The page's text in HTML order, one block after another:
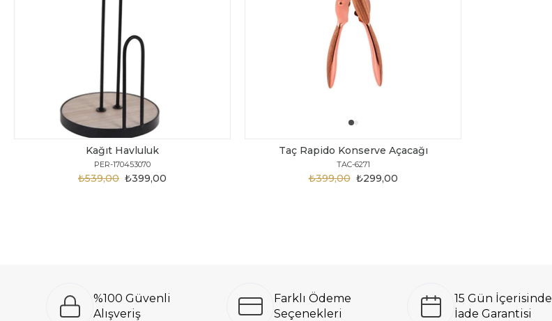
Kağıt Havluluk
PER-170453070
₺399,00
₺539,00
Taç Rapido Konserve Açacağı
TAC-6271
₺299,00
₺399,00
%100 Güvenli
Alışveriş
Farklı Ödeme
Seçenekleri
15 Gün İçerisinde
İade Garantisi